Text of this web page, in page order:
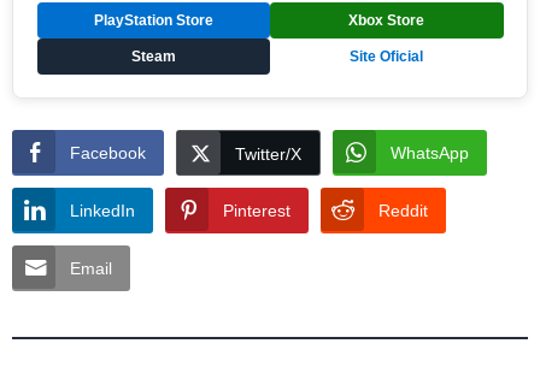
PlayStation Store Xbox Store
Steam Site Oficial
Facebook Twitter/X WhatsApp
LinkedIn Pinterest Reddit
Email